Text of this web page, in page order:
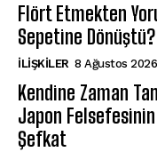
Flört Etmekten
Sepetine Dönüştü?
İLIŞKILER 8 Ağustos 2026
Kendine Zaman
Japon Felsefesinin
Şefkat